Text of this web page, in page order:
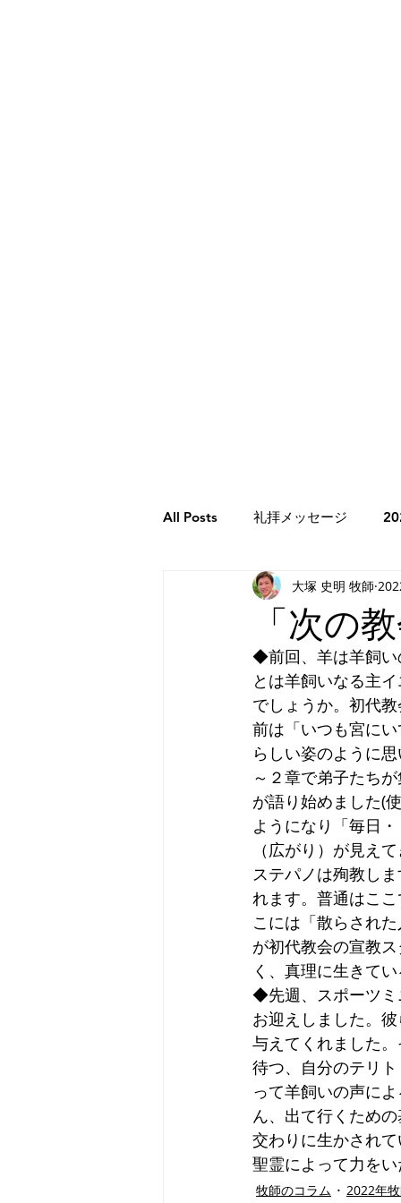
All Posts 礼拝メッセージ
牧師のコラム 2026年牧師
2023年牧師のコラム 創世記
エレミヤ書 ホセア書
ヨハネの福音書 使徒の働き
「次の
大塚 史明 牧師
◆前回、羊は羊飼い
とは羊飼いなる主
でしょうか。初代
前は「いつも宮に
らしい姿のように
～２章で弟子たち
が語り始めました(
ようになり「毎日
（広がり）が見え
ステパノは殉教し
れます。普通はこ
こには「散らされ
が初代教会の宣教
く、真理に生きて
◆先週、スポーツミ
お迎えしました。
与えてくれました
待つ、自分のテリ
って羊飼いの声に
ん、出て行くため
交わりに生かされ
聖霊によって力を
牧師のコラム 2022年